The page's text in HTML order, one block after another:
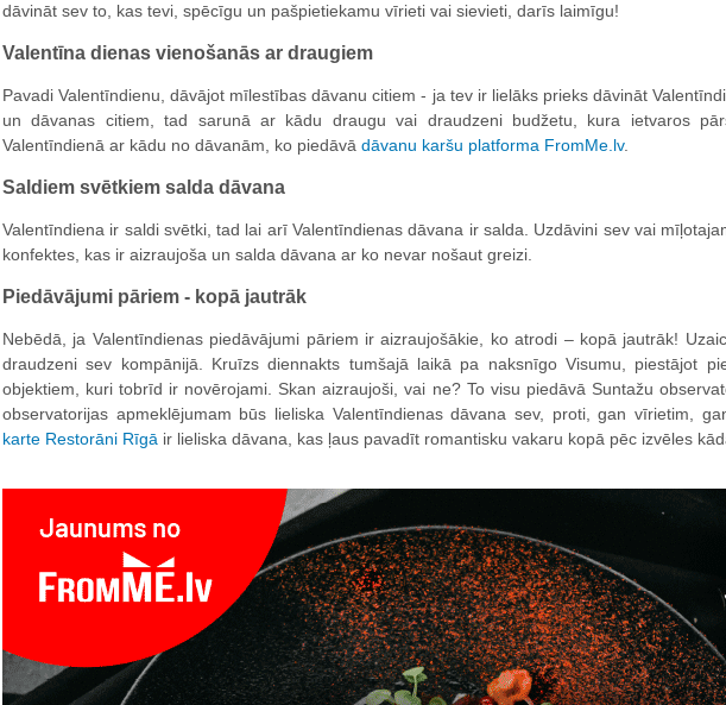
dāvināt sev to, kas tevi, spēcīgu un pašpietiekamu vīrieti vai sievieti, darīs laimīgu!
Valentīna dienas vienošanās ar draugiem
Pavadi Valentīndienu, dāvājot mīlestības dāvanu citiem - ja tev ir lielāks prieks dāvināt
un dāvanas citiem, tad sarunā ar kādu draugu vai draudzeni budžetu, kura ietvaros
Valentīndienā ar kādu no dāvanām, ko piedāvā dāvanu karšu platforma FromMe.lv.
Saldiem svētkiem salda dāvana
Valentīndiena ir saldi svētki, tad lai arī Valentīndienas dāvana ir salda. Uzdāvini sev vai
konfektes, kas ir aizraujoša un salda dāvana ar ko nevar nošaut greizi.
Piedāvājumi pāriem - kopā jautrāk
Nebēdā, ja Valentīndienas piedāvājumi pāriem ir aizraujošākie, ko atrodi – kopā jautrāk!
draudzeni sev kompānijā. Kruīzs diennakts tumšajā laikā pa naksnīgo Visumu, piestājot
objektiem, kuri tobrīd ir novērojami. Skan aizraujoši, vai ne? To visu piedāvā Suntažu
observatorijas apmeklējumam būs lieliska Valentīndienas dāvana sev, proti, gan vīrietim,
karte Restorāni Rīgā ir lieliska dāvana, kas ļaus pavadīt romantisku vakaru kopā pēc izvēles